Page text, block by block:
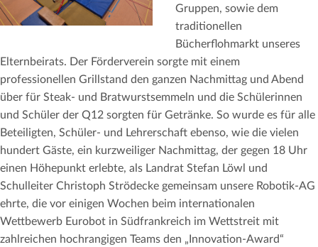
Gruppen, sowie dem
traditionellen
Bücherflohmarkt unseres
Elternbeirats. Der Förderverein sorgte mit einem
professionellen Grillstand den ganzen Nachmittag und Abend
über für Steak- und Bratwurstsemmeln und die Schülerinnen
und Schüler der Q12 sorgten für Getränke. So wurde es für alle
Beteiligten, Schüler- und Lehrerschaft ebenso, wie die vielen
hundert Gäste, ein kurzweiliger Nachmittag, der gegen 18 Uhr
einen Höhepunkt erlebte, als Landrat Stefan Löwl und
Schulleiter Christoph Strödecke gemeinsam unsere Robotik-AG
ehrte, die vor einigen Wochen beim internationalen
Wettbewerb Eurobot in Südfrankreich im Wettstreit mit
zahlreichen hochrangigen Teams den „Innovation-Award“